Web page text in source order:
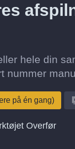
hele din
nummer
på én gang)
Overfør